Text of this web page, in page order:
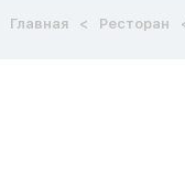
Главная Ресторан